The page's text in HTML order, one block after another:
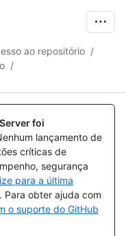
ao repositório /
/
foi
lançamento de
críticas de
segurança
para a última
. Para obter ajuda com
o suporte do GitHub